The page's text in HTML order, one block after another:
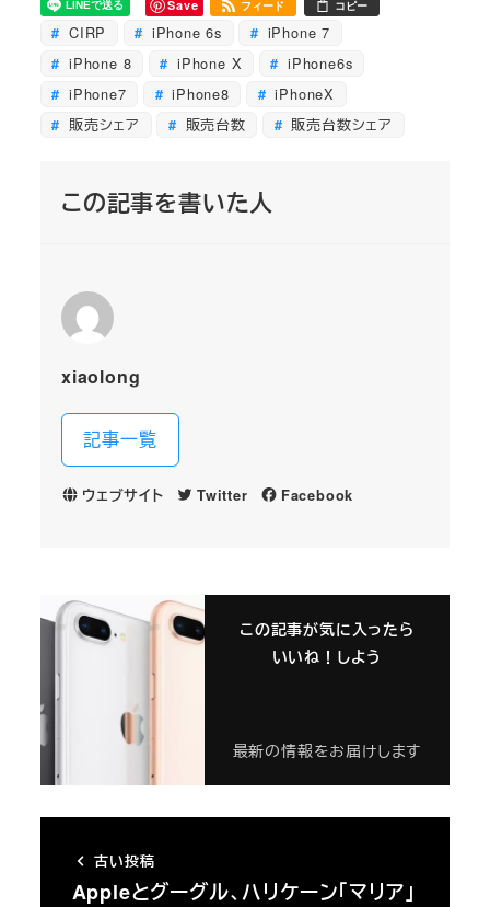
Save フィード コピー
CIRP iPhone 6s
iPhone 7
iPhone 8
iPhone X
iPhone6s
iPhone7
iPhone8
iPhoneX
販売シェア
販売台数 販売台数シェア
この記事を書いた人
xiaolong
記事一覧
ウェブサイト Twitter Facebook
この記事が気に入ったら
いいね！しよう
最新の情報をお届けします
古い投稿
Appleとグーグル、ハリケーン「マリア」